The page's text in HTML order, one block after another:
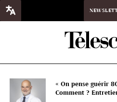
« On pense guérir
Comment ?